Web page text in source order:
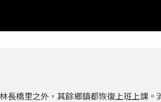
長橋里之外，其餘鄉鎮都恢復上班上課。